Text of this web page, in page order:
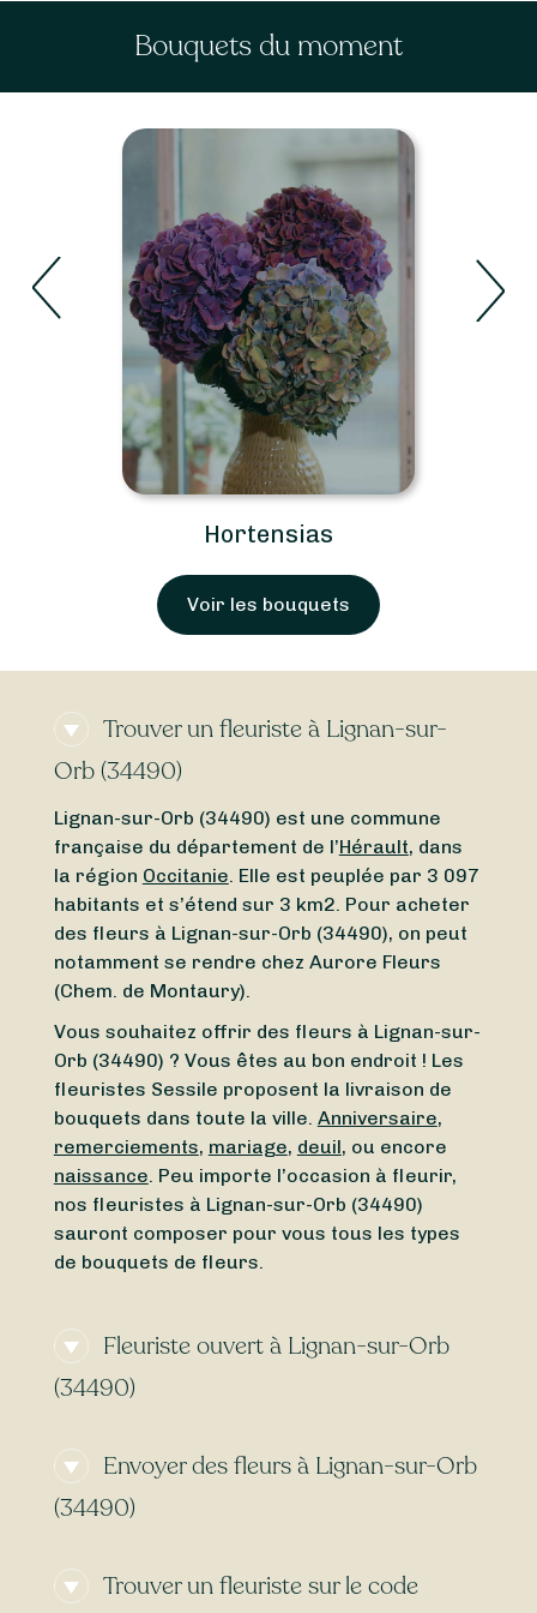
Bouquets du moment
Hortensias
Voir les bouquets
Trouver un fleuriste à Lignan-sur-
Orb (34490)
Lignan-sur-Orb (34490) est une commune
française du département de l’Hérault, dans
la région Occitanie. Elle est peuplée par 3 097
habitants et s’étend sur 3 km2. Pour acheter
des fleurs à Lignan-sur-Orb (34490), on peut
notamment se rendre chez Aurore Fleurs
(Chem. de Montaury).
Vous souhaitez offrir des fleurs à Lignan-sur-
Orb (34490) ? Vous êtes au bon endroit ! Les
fleuristes Sessile proposent la livraison de
bouquets dans toute la ville. Anniversaire,
remerciements, mariage, deuil, ou encore
naissance. Peu importe l’occasion à fleurir,
nos fleuristes à Lignan-sur-Orb (34490)
sauront composer pour vous tous les types
de bouquets de fleurs.
Fleuriste ouvert à Lignan-sur-Orb
(34490)
à Lignan-sur-Orb (34490) ou unfleuriste
ouvert en ce moment
Sessile, trouvez en quelques clics un fleuriste
même ledimancheet lelundi.
Envoyer des fleurs à Lignan-sur-Orb
(34490)
expressà Lignan-sur-Orb (34490) ? Grâce à
Trouver un fleuriste sur le code